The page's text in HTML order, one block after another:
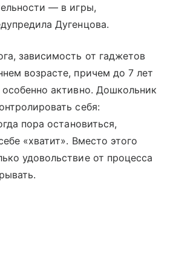
— в игры,
Дугенцова.
зависимость от гаджетов
возрасте, причем до 7 лет
активно. Дошкольник
себя:
пора остановиться,
«хватит». Вместо этого
удовольствие от процесса